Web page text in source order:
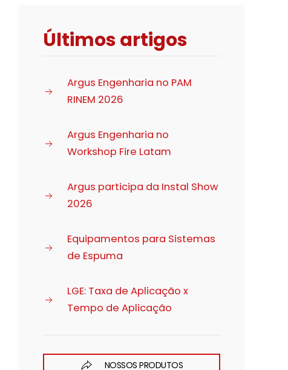
Últimos artigos
Argus Engenharia no PAM
RINEM 2026
Argus Engenharia no
Workshop Fire Latam
Argus participa da Instal Show
2026
Equipamentos para Sistemas
de Espuma
LGE: Taxa de Aplicação x
Tempo de Aplicação
NOSSOS PRODUTOS